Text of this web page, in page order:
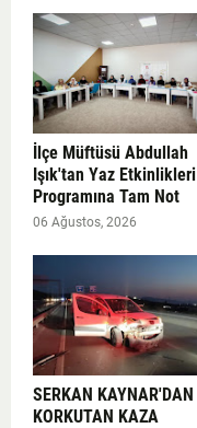
İlçe Müftüsü Abdullah
Işık'tan Yaz Etkinlikleri
Programına Tam Not
06 Ağustos, 2026
SERKAN KAYNAR'DAN
KORKUTAN KAZA